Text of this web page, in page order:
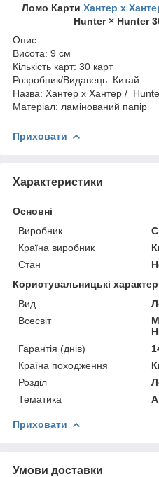
Ломо Карти Хантер х
Hunter × Hunter
Опис:
Висота: 9 см
Кількість карт:
Розробник/Видавець: Китай
Назва: Хантер х Хантер /
Матеріал: ламінований папір
Приховати
Характеристики
Основні
Виробник
Країна виробник
Стан
Користувальницькі
Вид
Всесвіт
Гарантія (днів)
Країна походження
Розділ
Тематика
Приховати
Умови доставки